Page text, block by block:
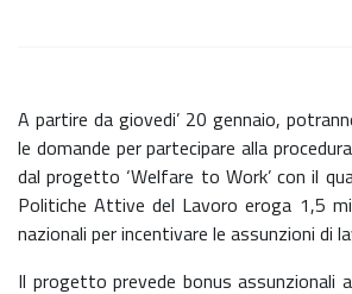
A partire da giovedi’ 20 gennaio,
le domande per partecipare alla
dal progetto ‘Welfare to Work’ con il
Politiche Attive del Lavoro eroga 1,5
nazionali per incentivare le assunzioni di
Il progetto prevede bonus assunzionali